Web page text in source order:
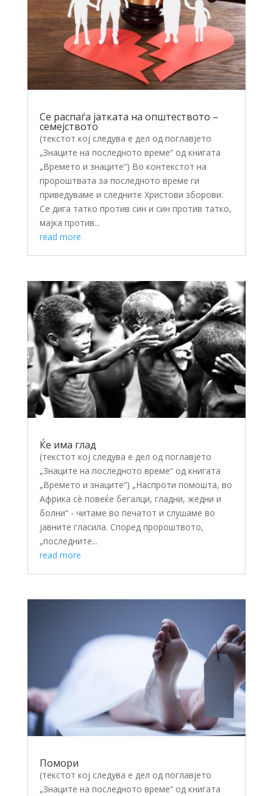
Се распаѓа јатката на општеството –
семејството
(текстот кој следува е дел од поглавјето
„Знаците на последното време“ од книгата
„Времето и знаците“) Во контекстот на
пророштвата за последното време ги
приведуваме и следните Христови зборови:
Се дига татко против син и син против татко,
мајка против...
read more
Ќе има глад
(текстот кој следува е дел од поглавјето
„Знаците на последното време“ од книгата
„Времето и знаците“) „Наспроти помошта, во
Африка сè повеќе бегалци, гладни, жедни и
болни“ - читаме во печатот и слушаме во
јавните гласила. Според пророштвото,
„последните...
read more
Помори
(текстот кој следува е дел од поглавјето
„Знаците на последното време“ од книгата